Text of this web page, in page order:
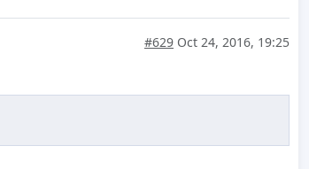
#629 Oct 24, 2016, 19:25